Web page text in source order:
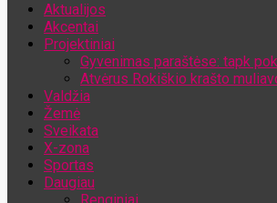
Aktualijos
Akcentai
Projektiniai
Gyvenimas paraštėse: tapk
Atvėrus Rokiškio krašto
Valdžia
Žemė
Sveikata
X-zona
Sportas
Daugiau